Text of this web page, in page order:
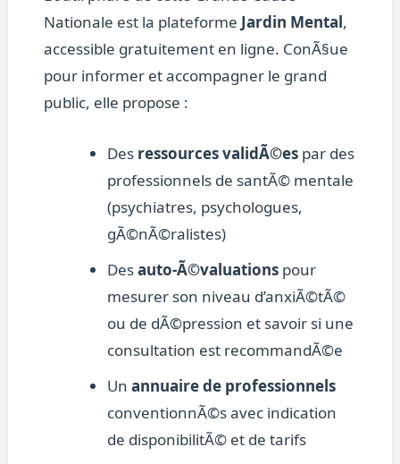
Nationale est la plateforme Jardin Mental,
accessible gratuitement en ligne. ConÃ§ue
pour informer et accompagner le grand
public, elle propose :
Des ressources validÃ©espar des
professionnels de santÃ© mentale
(psychiatres, psychologues,
gÃ©nÃ©ralistes)
Desauto-Ã©valuationspour
mesurer son niveau d’anxiÃ©tÃ©
ou de dÃ©pression et savoir si une
consultation est recommandÃ©e
Un annuaire de professionnels
conventionnÃ©s avec indication
de disponibilitÃ© et de tarifs